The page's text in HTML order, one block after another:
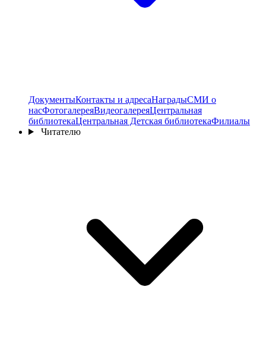
ДокументыКонтакты и адресаНаградыСМИ о
насФотогалереяВидеогалереяЦентральная
библиотекаЦентральная Детская библиотекаФилиалы
Читателю